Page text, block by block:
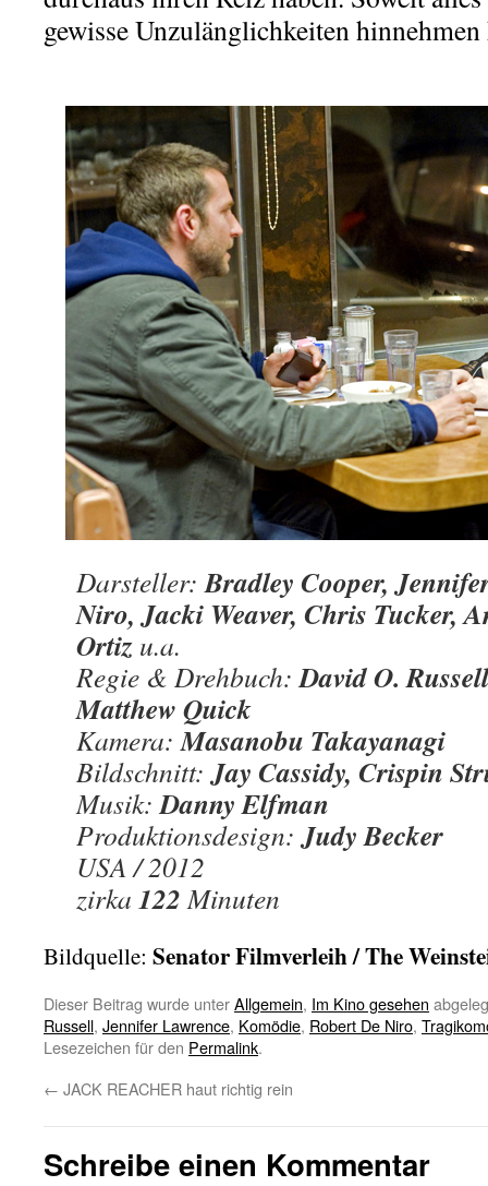
gewisse Unzulänglichkeiten
Darsteller:Bradley Cooper,
Niro, Jacki Weaver, Chris Tucker,
Ortiz u.a.
Regie & Drehbuch:David O. Russell
Matthew Quick
Kamera:Masanobu Takayanagi
Bildschnitt:Jay Cassidy, Crispin
Musik:Danny Elfman
Produktionsdesign: Judy Becker
USA / 2012
zirka 122Minuten
Bildquelle: Senator Filmverleih / The
Dieser Beitrag wurde unterAllgemein, Im Kino gesehen
Russell, Jennifer Lawrence, Komödie, Robert De Niro,
Lesezeichen für den Permalink.
← JACK REACHER haut richtig rein
Schreibe einen Kommentar